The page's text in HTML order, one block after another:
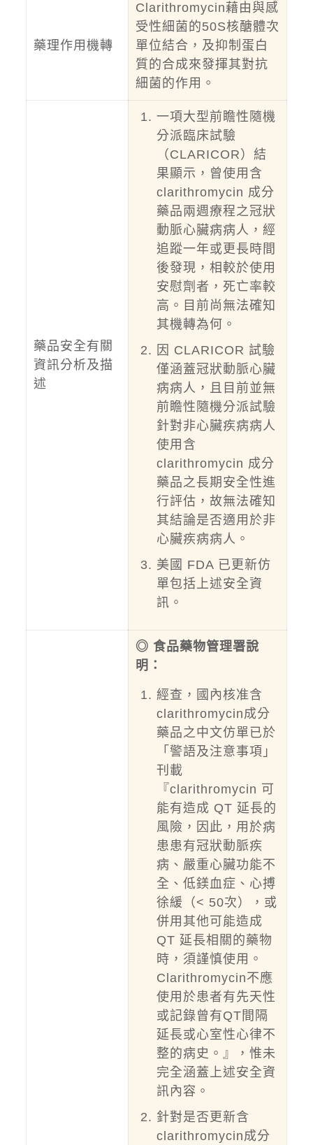
藥理作用機轉
Clarithromycin藉由與感
受性細菌的50S核醣體次
單位結合，及抑制蛋白
質的合成來發揮其對抗
細菌的作用。
藥品安全有關
資訊分析及描
述
一項大型前瞻性隨機
分派臨床試驗
（CLARICOR）結
果顯示，曾使用含
clarithromycin 成分
藥品兩週療程之冠狀
動脈心臟病病人，經
追蹤一年或更長時間
後發現，相較於使用
安慰劑者，死亡率較
高。目前尚無法確知
其機轉為何。
因 CLARICOR 試驗
僅涵蓋冠狀動脈心臟
病病人，且目前並無
前瞻性隨機分派試驗
針對非心臟疾病病人
使用含
clarithromycin 成分
藥品之長期安全性進
行評估，故無法確知
其結論是否適用於非
心臟疾病病人。
美國 FDA 已更新仿
單包括上述安全資
訊。
◎ 食品藥物管理署說
明：
經查，國內核准含
clarithromycin成分
藥品之中文仿單已於
「警語及注意事項」
刊載
『clarithromycin 可
能有造成 QT 延長的
風險，因此，用於病
患患有冠狀動脈疾
病、嚴重心臟功能不
全、低鎂血症、心搏
徐緩（< 50次），或
併用其他可能造成
QT 延長相關的藥物
時，須謹慎使用。
Clarithromycin不應
使用於患者有先天性
或記錄曾有QT間隔
延長或心室性心律不
整的病史。』，惟未
完全涵蓋上述安全資
訊內容。
針對是否更新含
clarithromycin成分